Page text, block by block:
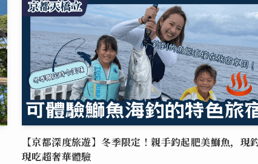
【京都深度旅遊】冬季限定！親手釣起肥美鰤魚，現
現吃超奢華體驗